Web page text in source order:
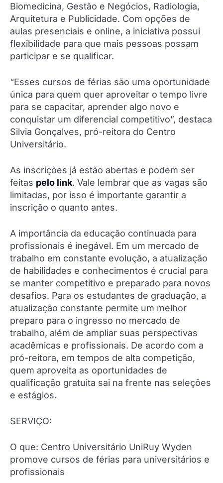
Biomedicina, Gestão e Negócios, Radiologia,
Arquitetura e Publicidade. Com opções de
aulas presenciais e online, a iniciativa possui
flexibilidade para que mais pessoas possam
participar e se qualificar.
“Esses cursos de férias são uma oportunidade
única para quem quer aproveitar o tempo livre
para se capacitar, aprender algo novo e
conquistar um diferencial competitivo”, destaca
Silvia Gonçalves, pró-reitora do Centro
Universitário.
As inscrições já estão abertas e podem ser
feitas pelo link. Vale lembrar que as vagas são
limitadas, por isso é importante garantir a
inscrição o quanto antes.
A importância da educação continuada para
profissionais é inegável. Em um mercado de
trabalho em constante evolução, a atualização
de habilidades e conhecimentos é crucial para
se manter competitivo e preparado para novos
desafios. Para os estudantes de graduação, a
atualização constante permite um melhor
preparo para o ingresso no mercado de
trabalho, além de ampliar suas perspectivas
acadêmicas e profissionais. De acordo com a
pró-reitora, em tempos de alta competição,
quem aproveita as oportunidades de
qualificação gratuita sai na frente nas seleções
e estágios.
SERVIÇO:
O que: Centro Universitário UniRuy Wyden
promove cursos de férias para universitários e
profissionais